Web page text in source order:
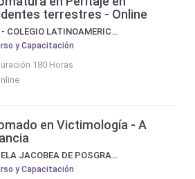
terrestres - Online
CLEA - COLEGIO LATINOAMERICANO DE EDUCACION AVANZADA
y Capacitación
180 Horas
en Victimología - A
ESCUELA JACOBEA DE POSGRADO
y Capacitación